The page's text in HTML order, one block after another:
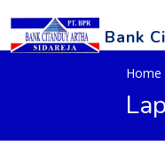
Bank
Home